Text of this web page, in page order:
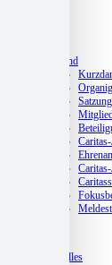
Verband
Aktuelles